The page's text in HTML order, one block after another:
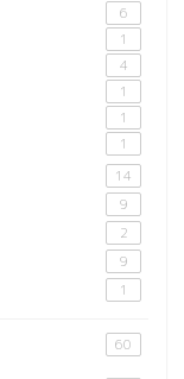
6
1
4
1
1
1
14
9
2
9
1
60